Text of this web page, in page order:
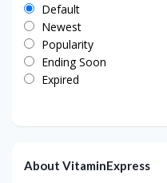
Default
Newest
Popularity
Ending Soon
Expired
About VitaminExpress